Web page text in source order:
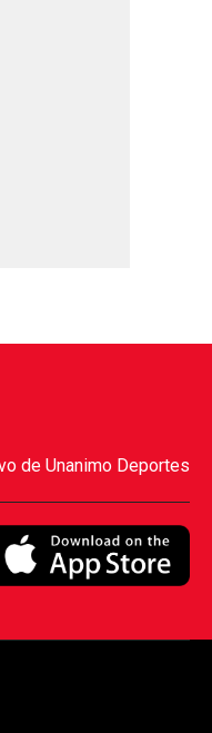
de Unanimo Deportes